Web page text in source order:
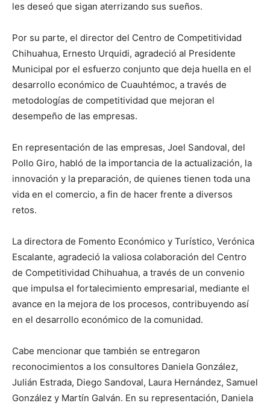
les deseó que sigan aterrizando sus sueños.
Por su parte, el director del Centro de Competitividad
Chihuahua, Ernesto Urquidi, agradeció al Presidente
Municipal por el esfuerzo conjunto que deja huella en el
desarrollo económico de Cuauhtémoc, a través de
metodologías de competitividad que mejoran el
desempeño de las empresas.
En representación de las empresas, Joel Sandoval, del
Pollo Giro, habló de la importancia de la actualización, la
innovación y la preparación, de quienes tienen toda una
vida en el comercio, a fin de hacer frente a diversos
retos.
La directora de Fomento Económico y Turístico, Verónica
Escalante, agradeció la valiosa colaboración del Centro
de Competitividad Chihuahua, a través de un convenio
que impulsa el fortalecimiento empresarial, mediante el
avance en la mejora de los procesos, contribuyendo así
en el desarrollo económico de la comunidad.
Cabe mencionar que también se entregaron
reconocimientos a los consultores Daniela González,
Julián Estrada, Diego Sandoval, Laura Hernández, Samuel
González y Martín Galván. En su representación, Daniela